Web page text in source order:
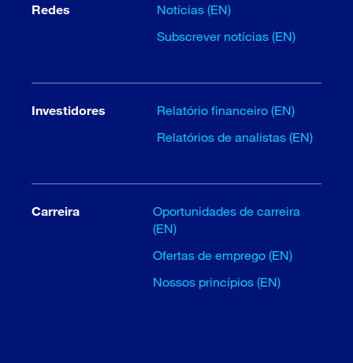
Redes
Notícias (EN)
Subscrever notícias (EN)
Investidores
Relatório financeiro (EN)
Relatórios de analistas (EN)
Carreira
Oportunidades de carreira
(EN)
Ofertas de emprego (EN)
Nossos princípios (EN)